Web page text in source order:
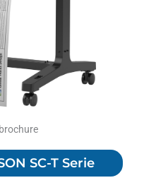
SC-T Serie